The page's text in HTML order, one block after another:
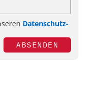
Datenschutz-
ABSENDEN